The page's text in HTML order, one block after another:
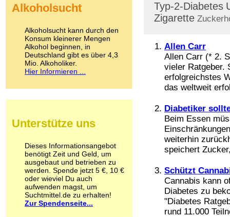
Typ-2-Diabetes
Zigarette
Allen Carr
Allen Carr (* 2.
vieler Ratgeber.
erfolgreichstes
das weltweit
Diabetiker
Beim Essen
weiterhin
speichert
Schützt
Cannabis kann
Diabetes zu
"Diabetes
rund 11.000
Kokain
LSD
Marihuana
Medikamente
Meskalin
Metamphetamin
Methadon
Pilze
Psychopharmaka
Schlafmittel
Schmerzmittel
Schnüffelstoffe
Spice
Sucht / Süchte
Alkoholsucht
Alkoholsucht
Alkoholsucht kann durch den
Konsum kleinerer Mengen
Alkohol beginnen, in
Deutschland gibt es über 4,3
Mio. Alkoholiker.
Hier Informieren ...
Unterstütze uns
Dieses Informationsangebot
benötigt Zeit und Geld, um
ausgebaut und betrieben zu
werden. Spende jetzt 5 €, 10 €
oder wieviel Du auch
aufwenden magst, um
Suchtmittel.de zu erhalten!
Zur Spendenseite...